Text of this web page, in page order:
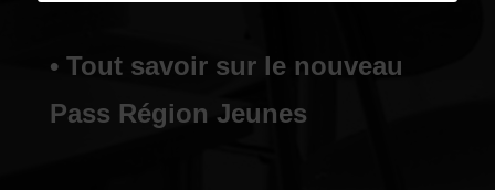
• Tout savoir sur le nouveau
Pass Région Jeunes